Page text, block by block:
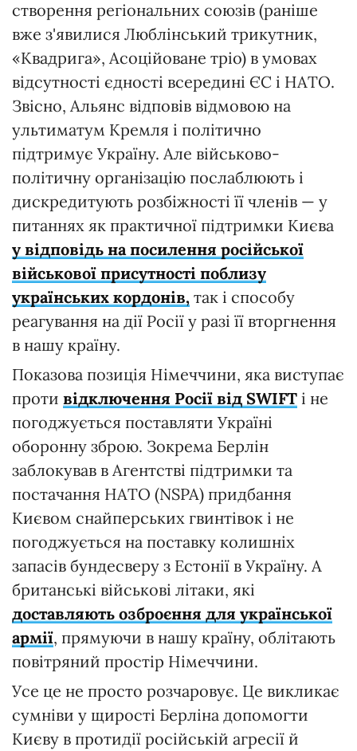
створення регіональних союзів (раніше
вже з'явилися Люблінський трикутник,
«Квадрига», Асоційоване тріо) в умовах
відсутності єдності всередині ЄС і НАТО.
Звісно, Альянс відповів відмовою на
ультиматум Кремля і політично
підтримує Україну. Але військово-
політичну організацію послаблюють і
дискредитують розбіжності її членів — у
питаннях як практичної підтримки Києва
у відповідь на посилення російської
військової присутності поблизу
українських кордонів, так і способу
реагування на дії Росії у разі її вторгнення
в нашу країну.
Показова позиція Німеччини, яка виступає
проти відключення Росії від SWIFT і не
погоджується поставляти Україні
оборонну зброю. Зокрема Берлін
заблокував в Агентстві підтримки та
постачання НАТО (NSPA) придбання
Києвом снайперських гвинтівок і не
погоджується на поставку колишніх
запасів бундесверу з Естонії в Україну. А
британські військові літаки, які
доставляють озброєння для української
армії, прямуючи в нашу країну, облітають
повітряний простір Німеччини.
Усе це не просто розчаровує. Це викликає
сумніви у щирості Берліна допомогти
Києву в протидії російській агресії й